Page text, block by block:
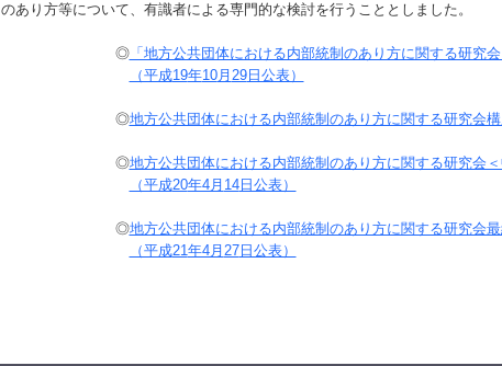
のあり方等について、有識者による専門的な検討を行うこととしました。
◎「地方公共団体における内部統制のあり方に関する研究
（平成19年10月 29日公表）
◎地方公共団体における内部統制のあり方に関する研究会
◎地方公共団体における内部統制のあり方に関する研究会
（平成20年4月 14日公表）
◎地方公共団体における内部統制のあり方に関する研究会
（平成21年4月 27日公表）